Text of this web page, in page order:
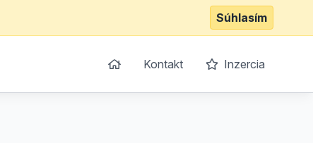
Súhlasím
Kontakt Inzercia